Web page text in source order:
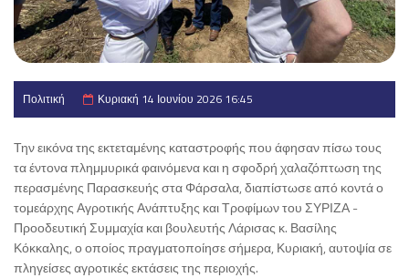
Πολιτική Κυριακή 14 Ιουνίου 2026 16:45
Την εικόνα της εκτεταμένης καταστροφής που άφησαν πίσω τους
τα έντονα πλημμυρικά φαινόμενα και η σφοδρή χαλαζόπτωση της
περασμένης Παρασκευής στα Φάρσαλα, διαπίστωσε από κοντά ο
τομεάρχης Αγροτικής Ανάπτυξης και Τροφίμων του ΣΥΡΙΖΑ -
Προοδευτική Συμμαχία και βουλευτής Λάρισας κ. Βασίλης
Κόκκαλης, ο οποίος πραγματοποίησε σήμερα, Κυριακή, αυτοψία σε
πληγείσες αγροτικές εκτάσεις της περιοχής.